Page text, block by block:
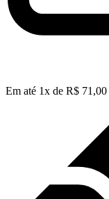
Em até 1x de R$ 71,00